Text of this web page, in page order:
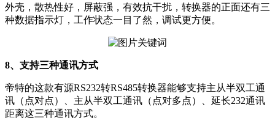
外壳，散热性好，屏蔽强，有效抗干扰，转换器的正面还有三
种数据指示灯，工作状态一目了然，调试更方便。
8、支持三种通讯方式
帝特的这款有源RS232转RS485转换器能够支持主从半双工通
讯（点对点）、主从半双工通讯（点对多点）、延长232通讯
距离这三种通讯方式。